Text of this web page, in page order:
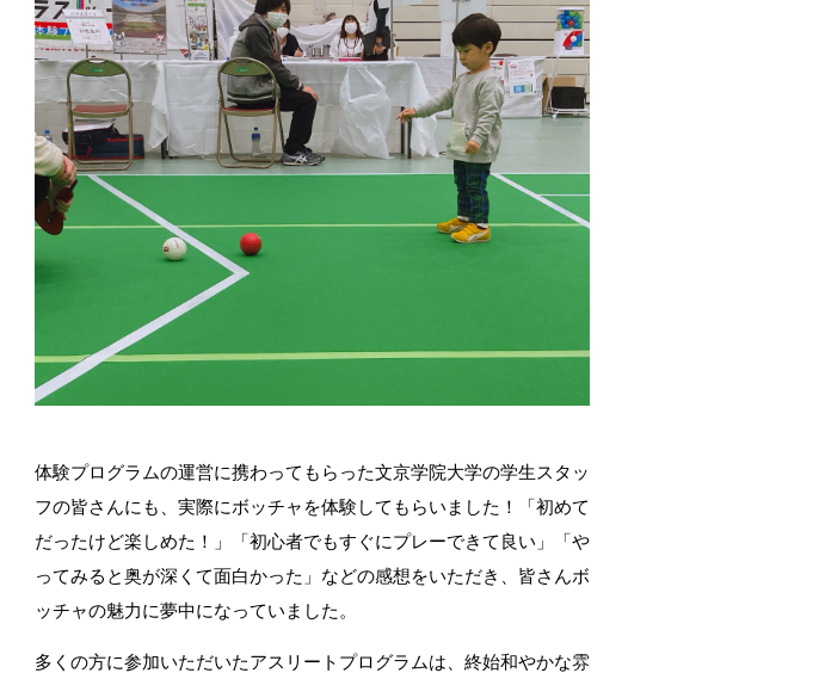
体験プログラムの運営に携わってもらった文京学院大学の学生スタッ
フの皆さんにも、実際にボッチャを体験してもらいました！「初めて
だったけど楽しめた！」「初心者でもすぐにプレーできて良い」「や
ってみると奥が深くて面白かった」などの感想をいただき、皆さんボ
ッチャの魅力に夢中になっていました。
多くの方に参加いただいたアスリートプログラムは、終始和やかな雰